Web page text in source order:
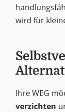
wird für
Ihre WEG
verzichten